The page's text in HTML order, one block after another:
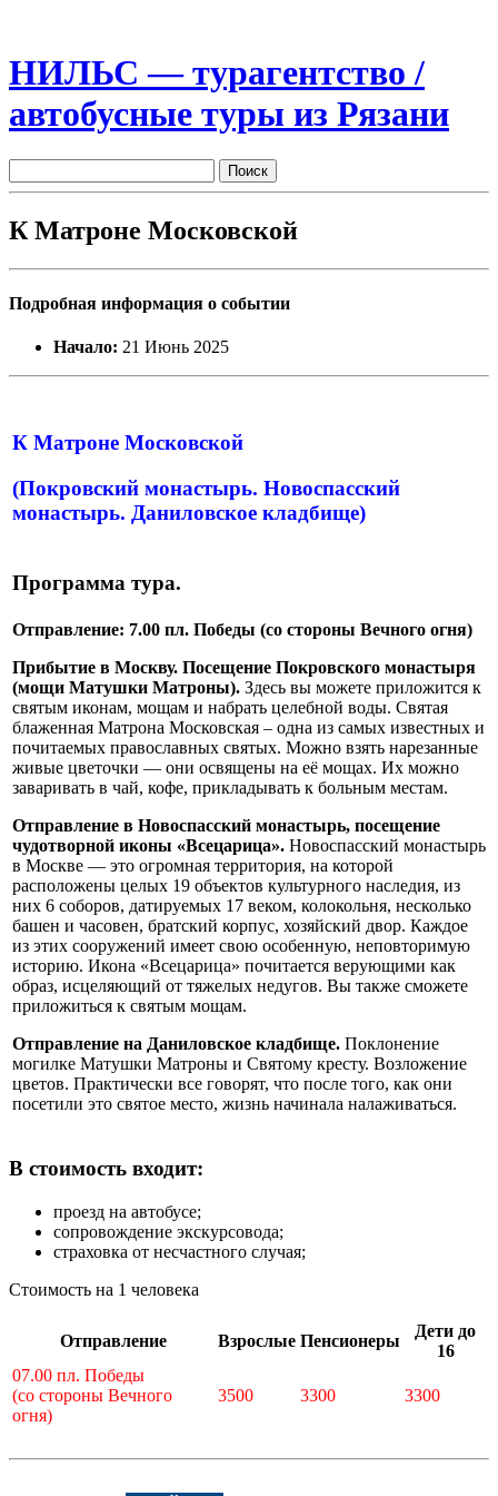
НИЛЬС — турагентство /
автобусные туры из Рязани
К Матроне Московской
Подробная информация о событии
Начало: 21 Июнь 2025
К Матроне Московской
(Покровский монастырь. Новоспасский
монастырь. Даниловское кладбище)
Программа тура.
Отправление: 7.00 пл. Победы (со стороны Вечного огня)
Прибытие в Москву. Посещение Покровского монастыря
(мощи Матушки Матроны). Здесь вы можете приложится к
святым иконам, мощам и набрать целебной воды. Святая
блаженная Матрона Московская – одна из самых известных и
почитаемых православных святых. Можно взять нарезанные
живые цветочки — они освящены на её мощах. Их можно
заваривать в чай, кофе, прикладывать к больным местам.
Отправление в Новоспасский монастырь, посещение
чудотворной иконы «Всецарица». Новоспасский монастырь
в Москве — это огромная территория, на которой
расположены целых 19 объектов культурного наследия, из
них 6 соборов, датируемых 17 веком, колокольня, несколько
башен и часовен, братский корпус, хозяйский двор. Каждое
из этих сооружений имеет свою особенную, неповторимую
историю. Икона «Всецарица» почитается верующими как
образ, исцеляющий от тяжелых недугов. Вы также сможете
приложиться к святым мощам.
Отправление на Даниловское кладбище. Поклонение
могилке Матушки Матроны и Святому кресту. Возложение
цветов. Практически все говорят, что после того, как они
посетили это святое место, жизнь начинала налаживаться.
В стоимость входит:
проезд на автобусе;
сопровождение экскурсовода;
страховка от несчастного случая;
Стоимость на 1 человека
Отправление Взрослые Пенсионеры
Дети до
16
07.00 пл. Победы
(со стороны Вечного
огня)
3500 3300 3300